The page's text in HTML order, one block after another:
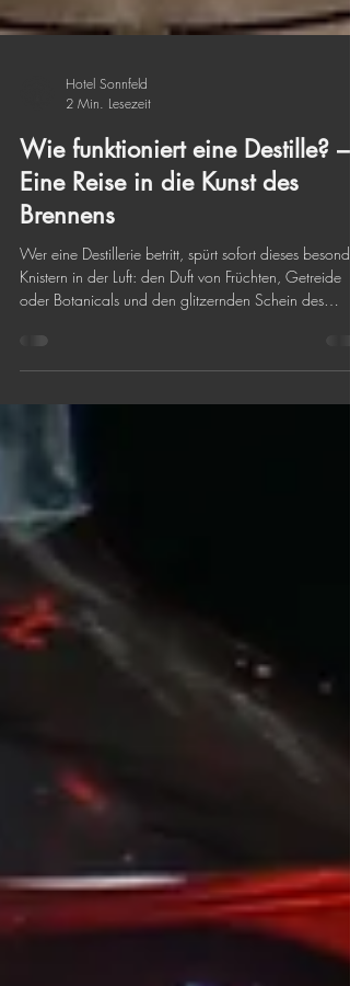
Hotel Sonnfeld
2 Min. Lesezeit
Wie funktioniert eine Destille? –
Brennens
Wer eine Destillerie betritt, spürt sofort dieses
Kupfers. Eine Destillation ist weit mehr als Technik – sie
ist Wissenschaft und viel Handwerk.